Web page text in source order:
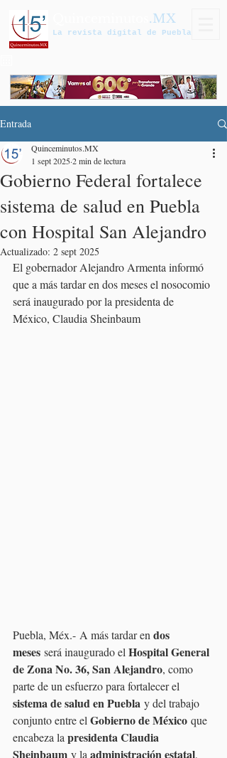
.MX
La revista digital de Puebla
Entrada
Gobierno Federal fortalece
sistema de salud en Puebla
con Hospital San Alejandro
Quinceminutos.MX
1 sept 20252 min de lectura
Actualizado: 2 sept 2025
El gobernador Alejandro Armenta informó
que a más tardar en dos meses el nosocomio
será inaugurado por la presidenta de
México, Claudia Sheinbaum
Puebla, Méx.- A más tardar en dos
meses será inaugurado el Hospital General
de Zona No. 36, San Alejandro, como
parte de un esfuerzo para fortalecer el
sistema de salud en Puebla y del trabajo
conjunto entre el Gobierno de México que
encabeza la presidenta Claudia
Sheinbaum y la administración estatal,